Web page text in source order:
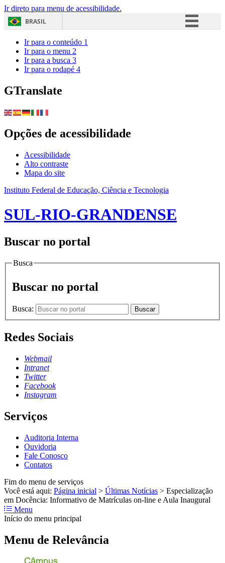
Ir direto para menu de acessibilidade.
BRASIL
Ir para o conteúdo 1
Ir para o menu 2
Ir para a busca 3
Ir para o rodapé 4
GTranslate
Opções de acessibilidade
Acessibilidade
Alto contraste
Mapa do site
Instituto Federal de Educação, Ciência e Tecnologia
SUL-RIO-GRANDENSE
Buscar no portal
Busca
Buscar no portal
Busca: Buscar
Redes Sociais
Webmail
Intranet
Twitter
Facebook
Instagram
Serviços
Auditoria Interna
Ouvidoria
Fale Conosco
Contatos
Fim do menu de serviços
Você está aqui: Página inicial > Últimas Notícias > Especialização
em Docência: Informativo de Matrículas on-line e Aula Inaugural
Menu
Início do menu principal
Menu de Relevância